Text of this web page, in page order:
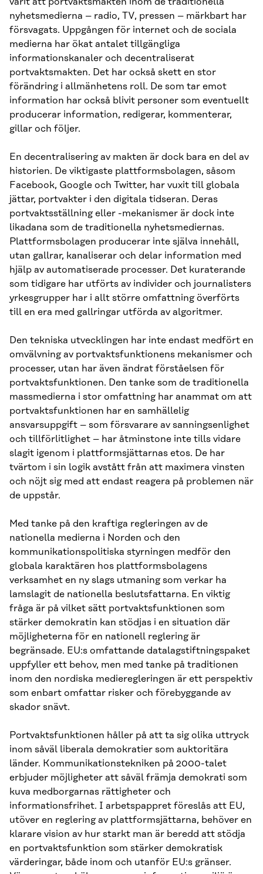
nyhetsmedierna – radio, TV, pressen – märkbart har
försvagats. Uppgången för internet och de sociala
medierna har ökat antalet tillgängliga
informationskanaler och decentraliserat
portvaktsmakten. Det har också skett en stor
förändring i allmänhetens roll. De som tar emot
information har också blivit personer som eventuellt
producerar information, redigerar, kommenterar,
gillar och följer.
En decentralisering av makten är dock bara en del av
historien. De viktigaste plattformsbolagen, såsom
Facebook, Google och Twitter, har vuxit till globala
jättar, portvakter i den digitala tidseran. Deras
portvaktsställning eller -mekanismer är dock inte
likadana som de traditionella nyhetsmediernas.
Plattformsbolagen producerar inte själva innehåll,
utan gallrar, kanaliserar och delar information med
hjälp av automatiserade processer. Det kuraterande
som tidigare har utförts av individer och journalisters
yrkesgrupper har i allt större omfattning överförts
till en era med gallringar utförda av algoritmer.
Den tekniska utvecklingen har inte endast medfört en
omvälvning av portvaktsfunktionens mekanismer och
processer, utan har även ändrat förståelsen för
portvaktsfunktionen. Den tanke som de traditionella
massmedierna i stor omfattning har anammat om att
portvaktsfunktionen har en samhällelig
ansvarsuppgift – som försvarare av sanningsenlighet
och tillförlitlighet – har åtminstone inte tills vidare
slagit igenom i plattformsjättarnas etos. De har
tvärtom i sin logik avstått från att maximera vinsten
och nöjt sig med att endast reagera på problemen när
de uppstår.
Med tanke på den kraftiga regleringen av de
nationella medierna i Norden och den
kommunikationspolitiska styrningen medför den
globala karaktären hos plattformsbolagens
verksamhet en ny slags utmaning som verkar ha
lamslagit de nationella beslutsfattarna. En viktig
fråga är på vilket sätt portvaktsfunktionen som
stärker demokratin kan stödjas i en situation där
möjligheterna för en nationell reglering är
begränsade. EU:s omfattande datalagstiftningspaket
uppfyller ett behov, men med tanke på traditionen
inom den nordiska medieregleringen är ett perspektiv
som enbart omfattar risker och förebyggande av
skador snävt.
Portvaktsfunktionen håller på att ta sig olika uttryck
inom såväl liberala demokratier som auktoritära
länder. Kommunikationstekniken på 2000-talet
erbjuder möjligheter att såväl främja demokrati som
kuva medborgarnas rättigheter och
informationsfrihet. I arbetspappret föreslås att EU,
utöver en reglering av plattformsjättarna, behöver en
klarare vision av hur starkt man är beredd att stödja
en portvaktsfunktion som stärker demokratisk
värderingar, både inom och utanför EU:s gränser.